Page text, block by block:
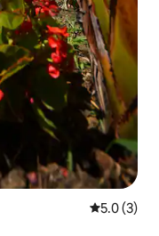
5.0 (3)